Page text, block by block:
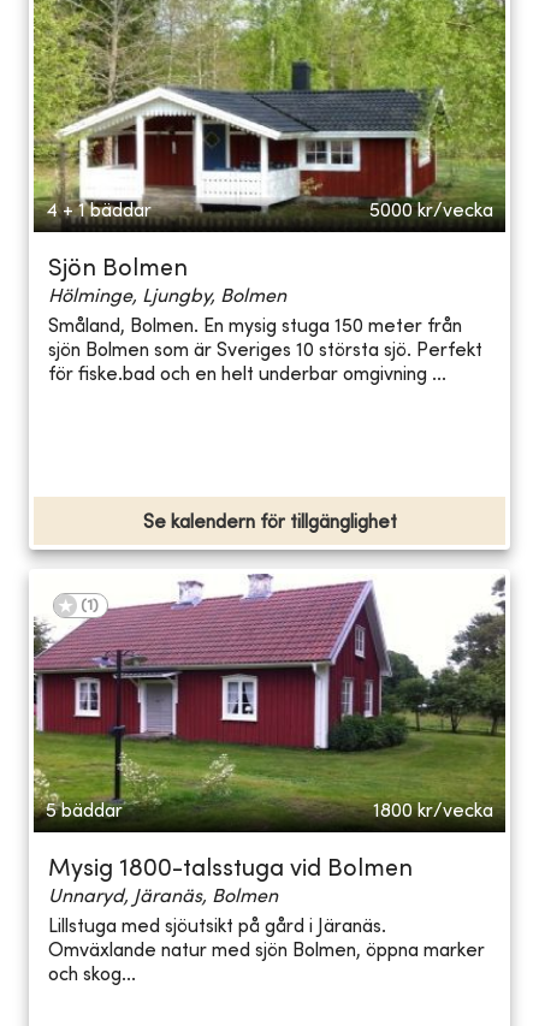
4 + 1 bäddar 5000 kr/vecka
Sjön Bolmen
Hölminge, Ljungby, Bolmen
Småland, Bolmen. En mysig stuga 150 meter från
sjön Bolmen som är Sveriges 10 största sjö. Perfekt
för fiske.bad och en helt underbar omgivning ...
Se kalendern för tillgänglighet
(1 )
5 bäddar 1800 kr/vecka
Mysig 1800-talsstuga vid Bolmen
Unnaryd, Järanäs, Bolmen
Lillstuga med sjöutsikt på gård i Järanäs.
Omväxlande natur med sjön Bolmen, öppna marker
och skog...